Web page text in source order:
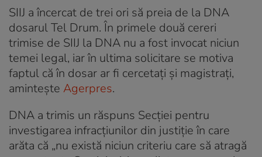
SIIJ a încercat de trei ori să preia de la DNA
dosarul Tel Drum. În primele două cereri
trimise de SIIJ la DNA nu a fost invocat niciun
temei legal, iar în ultima solicitare se motiva
faptul că în dosar ar fi cercetaţi şi magistraţi,
amintește Agerpres.
DNA a trimis un răspuns Secţiei pentru
investigarea infracţiunilor din justiţie în care
arăta că „nu există niciun criteriu care să atragă